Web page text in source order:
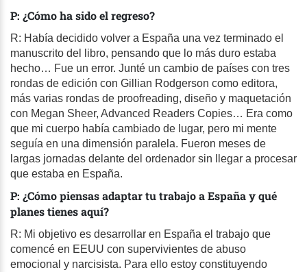
P: ¿Cómo ha sido el regreso?
R: Había decidido volver a España una vez terminado el
manuscrito del libro, pensando que lo más duro estaba
hecho… Fue un error. Junté un cambio de países con tres
rondas de edición con Gillian Rodgerson como editora,
más varias rondas de proofreading, diseño y maquetación
con Megan Sheer, Advanced Readers Copies… Era como
que mi cuerpo había cambiado de lugar, pero mi mente
seguía en una dimensión paralela. Fueron meses de
largas jornadas delante del ordenador sin llegar a procesar
que estaba en España.
P: ¿Cómo piensas adaptar tu trabajo a España y qué
planes tienes aquí?
R: Mi objetivo es desarrollar en España el trabajo que
comencé en EEUU con supervivientes de abuso
emocional y narcisista. Para ello estoy constituyendo